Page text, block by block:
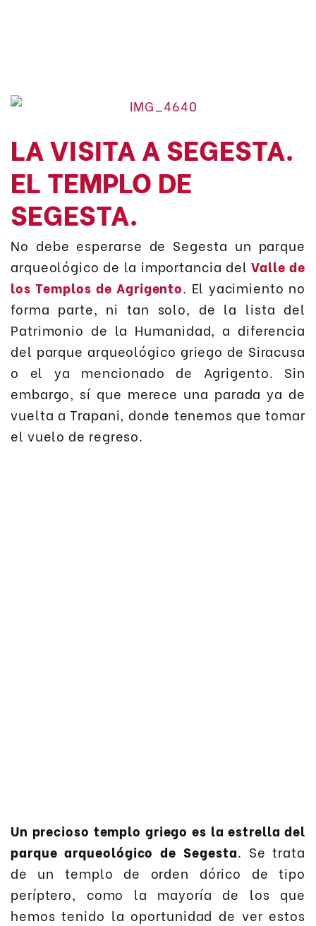
LA VISITA A SEGESTA.
EL TEMPLO DE
SEGESTA.
No debe esperarse de Segesta un parque
arqueológico de la importancia delValle de
los Templos de Agrigento. El yacimiento no
forma parte, ni tan solo, de la lista del
Patrimonio de la Humanidad, a diferencia
del parque arqueológico griego de Siracusa
o el ya mencionado de Agrigento. Sin
embargo, sí que merece una parada ya de
vuelta a Trapani, donde tenemos que tomar
el vuelo de regreso.
Un precioso templo griego es la estrella del
parque arqueológico de Segesta. Se trata
de un templo de orden dórico de tipo
períptero, como la mayoría de los que
hemos tenido la oportunidad de ver estos